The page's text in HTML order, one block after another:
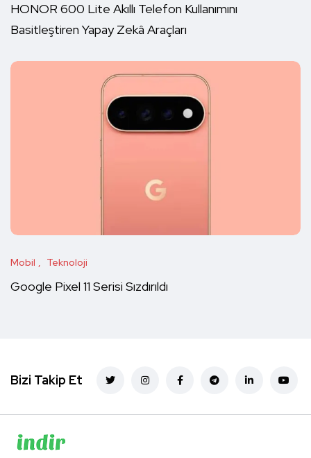
HONOR 600 Lite Akıllı Telefon Kullanımını
Basitleştiren Yapay Zekâ Araçları
Mobil Teknoloji
Google Pixel 11 Serisi Sızdırıldı
Bizi Takip Et